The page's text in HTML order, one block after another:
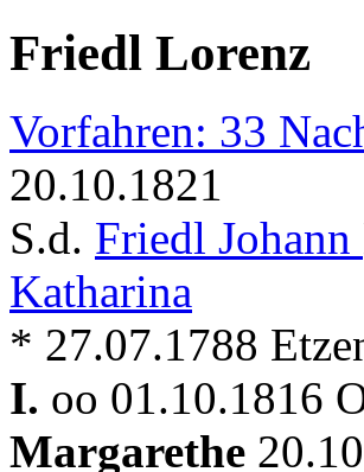
Friedl Lorenz
Vorfahren: 33
20.10.1821
S.d. Friedl Johann
Katharina
* 27.07.1788
I. oo 01.10.1816
Margarethe